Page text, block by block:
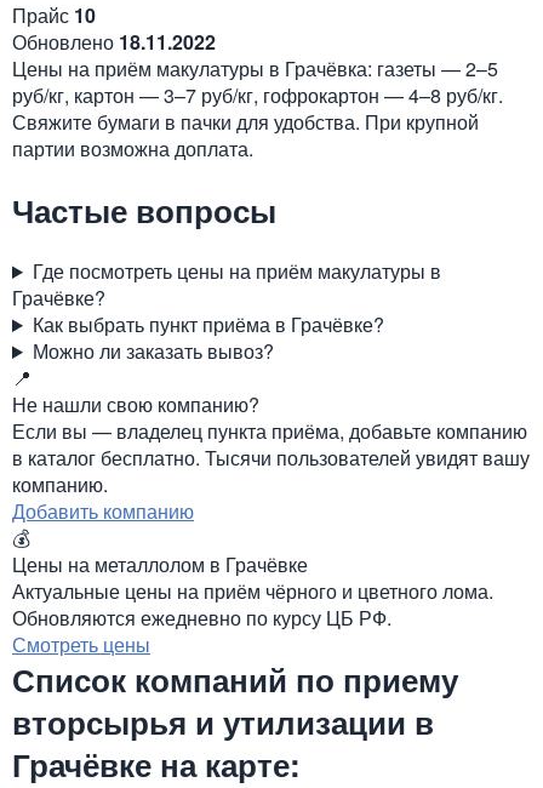
Прайс 10
Обновлено 18.11.2022
Цены на приём макулатуры в Грачёвка: газеты — 2–5
руб/кг, картон — 3–7 руб/кг, гофрокартон — 4–8 руб/кг.
Свяжите бумаги в пачки для удобства. При крупной
партии возможна доплата.
Частые вопросы
Где посмотреть цены на приём макулатуры в
Грачёвке?
Как выбрать пункт приёма в Грачёвке?
Можно ли заказать вывоз?
📍
Не нашли свою компанию?
Если вы — владелец пункта приёма, добавьте компанию
в каталог бесплатно. Тысячи пользователей увидят вашу
компанию.
Добавить компанию
💰
Цены на металлолом в Грачёвке
Актуальные цены на приём чёрного и цветного лома.
Обновляются ежедневно по курсу ЦБ РФ.
Смотреть цены
Список компаний по приему
вторсырья и утилизации в
Грачёвке на карте: